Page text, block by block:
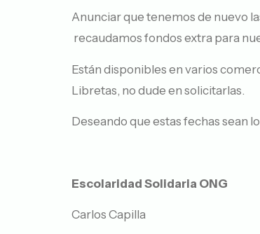
Anunciar que tenemos de nuevo
recaudamos fondos extra para
Están disponibles en varios
Libretas, no dude en solicitarlas.
Deseando que estas fechas sean
Escolaridad Solidaria ONG
Carlos Capilla